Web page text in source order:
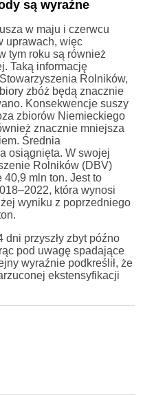
są wyraźne
w maju i czerwcu
uprawach, więc
tym roku są również
Taką informację
Rolników,
zbóż będą znacznie
Konsekwencje suszy
zbiorów Niemieckiego
znacznie mniejsza
Średnia
osiągnięta. W swojej
Rolników (DBV)
mln ton. Jest to
która wynosi
wyniku z poprzedniego
przyszły zbyt późno
pod uwagę spadające
wyraźnie podkreślił, że
ekstensyfikacji